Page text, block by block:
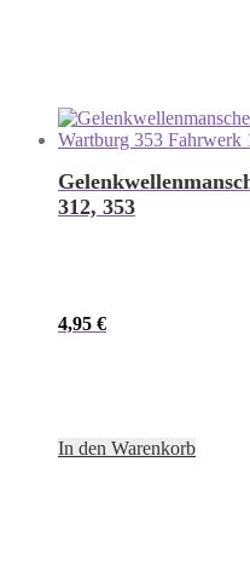
312, 353
4,95 €
In den Warenkorb